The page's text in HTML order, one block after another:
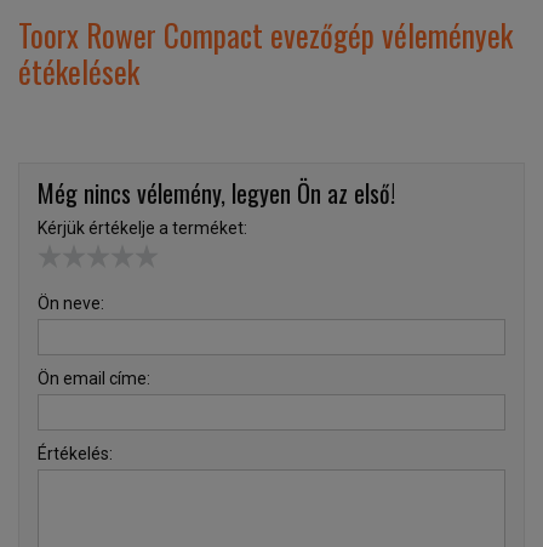
Toorx Rower Compact evezőgép vélemények
étékelések
Még nincs vélemény, legyen Ön az első!
Kérjük értékelje a terméket:
Ön neve:
Ön email címe:
Értékelés: